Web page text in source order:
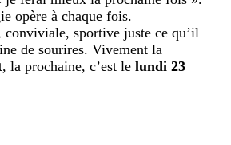
opère à chaque fois.
conviviale, sportive juste ce qu’il
de sourires. Vivement la
la prochaine, c’est le lundi 23